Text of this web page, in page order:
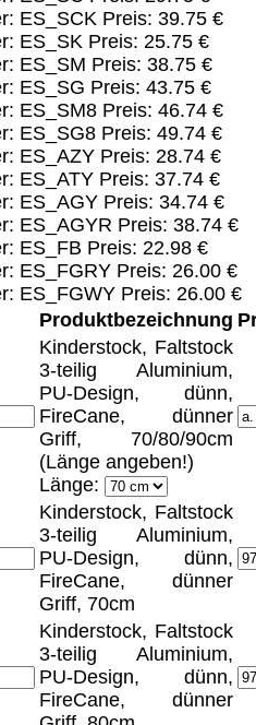
ES_SCK Preis: 39.75 €
ES_SK Preis: 25.75 €
ES_SM Preis: 38.75 €
ES_SG Preis: 43.75 €
ES_SM8 Preis: 46.74 €
ES_SG8 Preis: 49.74 €
ES_AZY Preis: 28.74 €
ES_ATY Preis: 37.74 €
ES_AGY Preis: 34.74 €
ES_AGYR Preis: 38.74 €
ES_FB Preis: 22.98 €
ES_FGRY Preis: 26.00 €
ES_FGWY Preis: 26.00 €
Produktbezeichnung
Kinderstock, Faltstock
3-teilig Aluminium,
PU-Design, dünn,
FireCane, dünner
Griff, 70/80/90cm
(Länge angeben!)
Länge:
Kinderstock, Faltstock
3-teilig Aluminium,
PU-Design, dünn,
FireCane, dünner
Griff, 70cm
Kinderstock, Faltstock
3-teilig Aluminium,
PU-Design, dünn,
FireCane, dünner